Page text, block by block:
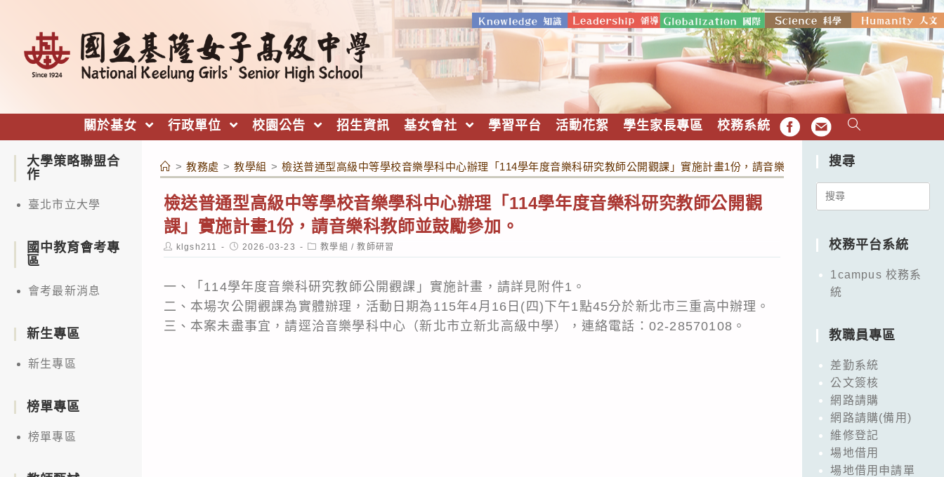
關於基女 行政單位 校園公告 招生資訊 基女會社 學習平台 活動花絮 學生家長專區 校務系統 FB EMAIL
> 教務處 > 教學組 > 檢送普通型高級中等學校音樂學科中心辦理「114學年度音樂科研究教師公開觀課」實施計畫1份，請音樂科教師並鼓勵參加。
檢送普通型高級中等學校音樂學科中心辦理「114學年度音樂科研究教師公開觀
課」實施計畫1份，請音樂科教師並鼓勵參加。
Post
author:
klgsh211
Post
published:
2026-03-23
Post
category:
教學組 / 教師研習
一、「114學年度音樂科研究教師公開觀課」實施計畫，請詳見附件1。
二、本場次公開觀課為實體辦理，活動日期為115年4月16日(四)下午1點45分於新北市三重高中辦理。
三、本案未盡事宜，請逕洽音樂學科中心（新北市立新北高級中學），連絡電話：02-28570108。
大學策略聯盟合
作
臺北市立大學
國中教育會考專
區
會考最新消息
新生專區
新生專區
榜單專區
榜單專區
搜尋
Search
校務平台系統
1campus 校務系
統
教職員專區
差勤系統
公文簽核
網路請購
網路請購(備用)
維修登記
場地借用
場地借用申請單